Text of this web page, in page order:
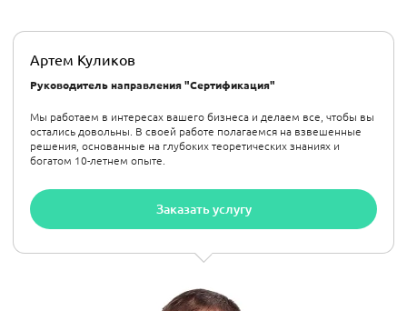
Артем Куликов
Руководитель направления "Сертификация"
Мы работаем в интересах вашего бизнеса и делаем все, чтобы вы
остались довольны. В своей работе полагаемся на взвешенные
решения, основанные на глубоких теоретических знаниях и
богатом 10-летнем опыте.
Заказать услугу